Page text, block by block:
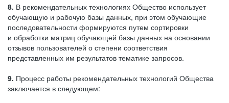
8. В рекомендательных технологиях Общество использует
обучающую и рабочую базы данных, при этом обучающие
последовательности формируются путем сортировки
и обработки матриц обучающей базы данных на основании
отзывов пользователей о степени соответствия
представленных им результатов тематике запросов.
9. Процесс работы рекомендательных технологий Общества
заключается в следующем: